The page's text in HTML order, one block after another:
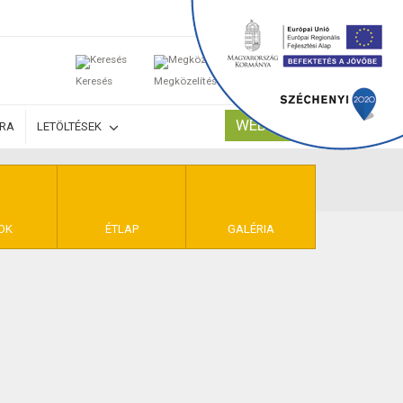
Keresés Megközelítés
0
LETÖLTÉSEK WEBSHOP
ÉTLAP GALÉRIA